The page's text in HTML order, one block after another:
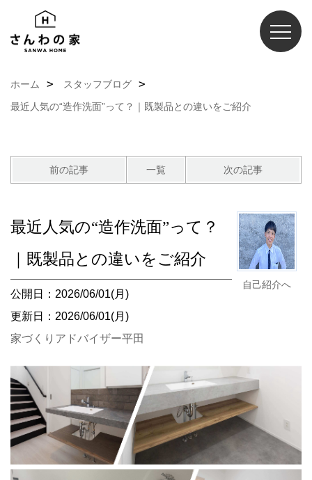
ホーム
スタッフブログ
最近人気の“造作洗面”って？｜既製品との違いをご紹介
前の記事 一覧 次の記事
自己紹介へ
最近人気の“造作洗面”って？
｜既製品との違いをご紹介
公開日：2026/06/01(月)
更新日：2026/06/01(月)
家づくりアドバイザー平田